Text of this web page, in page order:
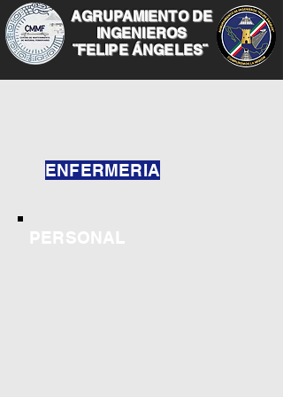
AGRUPAMIENTO DE
INGENIEROS
¨FELIPE ÁNGELES¨
ENFERMERIA